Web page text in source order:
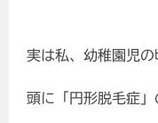
実は私、幼稚園児の
頭に「円形脱毛症」